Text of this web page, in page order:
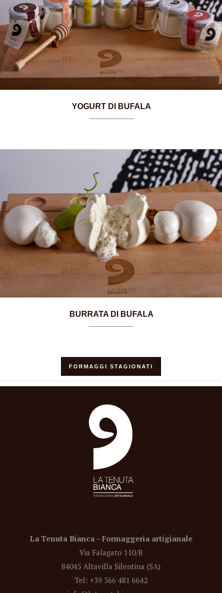
YOGURT DI BUFALA
BURRATA DI BUFALA
FORMAGGI STAGIONATI
La Tenuta Bianca – Formaggeria artigianale
Via Falagato 110/B
84045 Altavilla Silentina (SA)
Tel: +39 366 481 6642